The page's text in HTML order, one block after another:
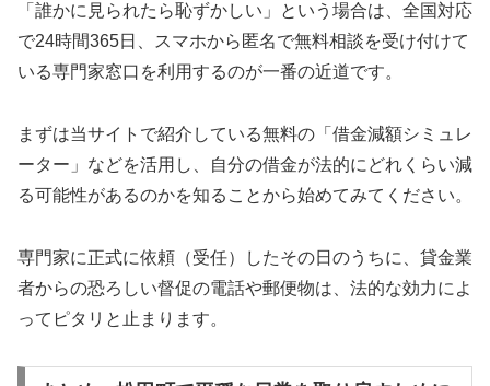
「誰かに見られたら恥ずかしい」という場合は、全国対応
で24時間365日、スマホから匿名で無料相談を受け付けて
いる専門家窓口を利用するのが一番の近道です。
まずは当サイトで紹介している無料の「借金減額シミュレ
ーター」などを活用し、自分の借金が法的にどれくらい減
る可能性があるのかを知ることから始めてみてください。
専門家に正式に依頼（受任）したその日のうちに、貸金業
者からの恐ろしい督促の電話や郵便物は、法的な効力によ
ってピタリと止まります。